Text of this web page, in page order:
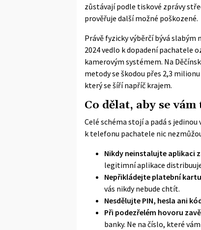
zůstávají podle tiskové zprávy
prověřuje další možné poškozené.
Právě fyzicky výběrčí bývá
2024 vedlo k dopadení pachatele
kamerovým systémem. Na
metody se škodou přes 2,3
který se šíří napříč krajem.
Co dělat, aby se
Celé schéma stojí a padá s
k telefonu pachatele nic
Nikdy neinstalujte aplikaci
legitimní aplikace
Nepřikládejte platební
vás nikdy nebude chtít.
Nesdělujte PIN, hesla ani
Při podezřelém hovoru
banky. Ne na číslo, které